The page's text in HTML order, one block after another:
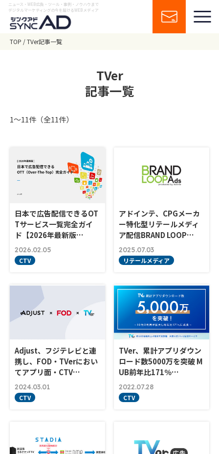
ニュース・WEB広告・ツール・事例・ノウハウまで
デジタルマーケティングの今を届けるWEBメディア
TOP TVer記事一覧
TVer
記事一覧
1〜11件（全11件）
日本で広告配信できるOT
Tサービス一覧完全ガイ
ド【2026年最新版…
2026.02.05
CTV
アドインテ、CPGメーカ
ー特化型リテールメディ
ア配信BRAND LOOP…
2025.07.03
リテールメディア
Adjust、フジテレビと連
携し、FOD・TVerにおい
てアプリ面・CTV…
2024.03.01
CTV
TVer、累計アプリダウン
ロード数5000万を突破 M
UB前年比171％…
2022.07.28
CTV